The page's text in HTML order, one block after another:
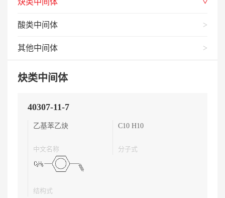
炔类中间体
酸类中间体
其他中间体
炔类中间体
40307-11-7
乙基苯乙炔
中文名称
C10 H10
分子式
结构式